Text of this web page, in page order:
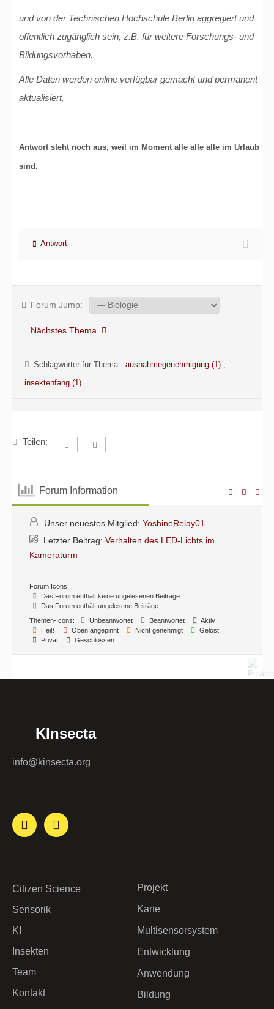
und von der Technischen Hochschule Berlin aggregiert und
öffentlich zugänglich sein, z.B. für weitere Forschungs- und
Bildungsvorhaben.
Alle Daten werden online verfügbar gemacht und permanent
aktualisiert.
Antwort steht noch aus, weil im Moment alle alle alle im Urlaub
sind.
Antwort
Forum Jump:
Nächstes Thema
Schlagwörter für Thema: ausnahmegenehmigung (1) ,
insektenfang (1)
Teilen:
Forum Information
Unser neuestes Mitglied: YoshineRelay01
Letzter Beitrag: Verhalten des LED-Lichts im
Kameraturm
Forum Icons:
Das Forum enthält keine ungelesenen Beiträge
Das Forum enthält ungelesene Beiträge
Themen-Icons:
Unbeantwortet Beantwortet
Aktiv
Heiß
Oben angepinnt Nicht genehmigt
Gelöst
Privat
Geschlossen
KInsecta
info@kinsecta.org
Citizen Science
Sensorik
KI
Insekten
Team
Kontakt
Projekt
Karte
Multisensorsystem
Entwicklung
Anwendung
Bildung